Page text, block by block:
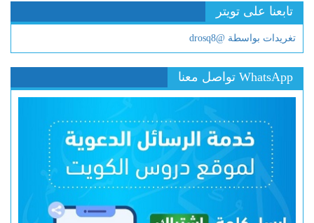
تابعنا على تويتر
تغريدات بواسطة @drosq8
WhatsApp تواصل معنا